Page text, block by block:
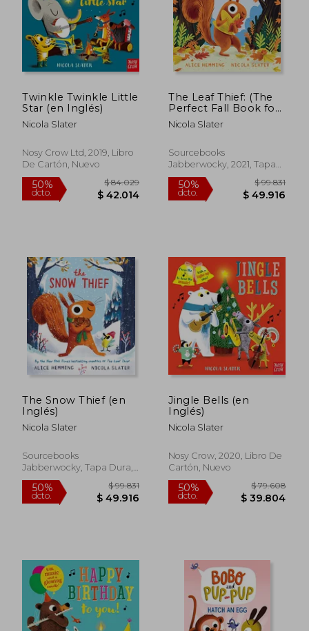
dcto. $ 47.813 dcto.
Twinkle Twinkle Little
Star (en Inglés)
Nicola Slater
Nosy Crow Ltd, 2019, Libro
De Cartón, Nuevo
50%
dcto. $ 42.014
The Leaf Thief: (The
Perfect Fall Book for
Children and
Toddlers) (en Inglés)
Nicola Slater
Sourcebooks
Jabberwocky, 2021, Tapa
Dura, Nuevo
50%
dcto. $
The Snow Thief (en
Inglés)
Nicola Slater
Sourcebooks
Jabberwocky, Tapa Dura,
Nuevo
Jingle Bells (en
Inglés)
Nicola Slater
Nosy Crow, 2020, Libro De
Cartón, Nuevo